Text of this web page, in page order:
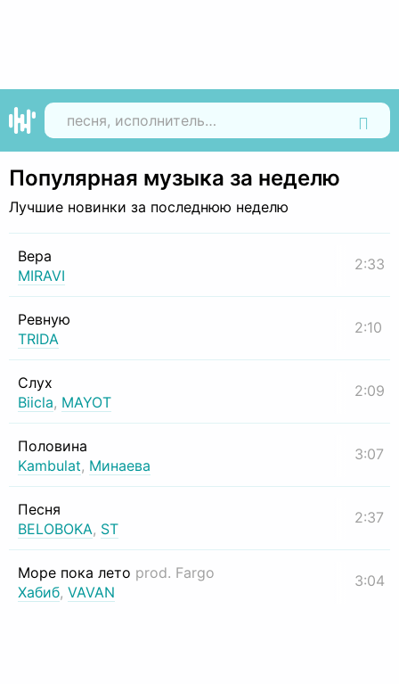
Популярная музыка за неделю
Лучшие новинки за последнюю неделю
Вера
MIRAVI
2:33
Ревную
TRIDA
2:10
Слух
Biicla, MAYOT
2:09
Половина
Kambulat, Минаева
3:07
Песня
BELOBOKA, ST
2:37
Море пока лето prod. Fargo
Хабиб, VAVAN
3:04